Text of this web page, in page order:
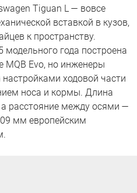
Tiguan L — вовсе
вставкой в кузов,
к пространству.
модельного года построена
MQB Evo, но инженеры
ходовой части
носа и кормы. Длина
расстояние между осями —
мм европейским